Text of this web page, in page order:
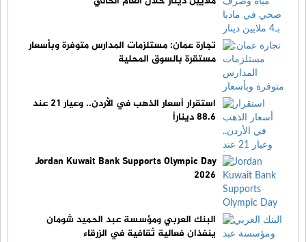
تجارة عمان: مستلزمات المدارس متوفرة وبأسعار
مستقرة بالسوق المحلية
استقرار أسعار الذهب في الأردن.. وعيار 21 عند
88.6 ديناراً
Jordan Kuwait Bank Supports Olympic Day
2026
البنك العربي ومؤسسة عبد الحميد شومان
ينفذان فعالية ثقافية في الزرقاء